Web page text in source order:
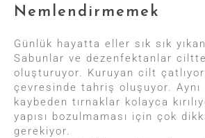
Nemlendirmemek
Günlük hayatta eller sık sık
Sabunlar ve dezenfektanlar
oluşturuyor. Kuruyan cilt çatlıyor
çevresinde tahriş oluşuyor.
kaybeden tırnaklar kolayca
yapısı bozulmaması için çok
gerekiyor.